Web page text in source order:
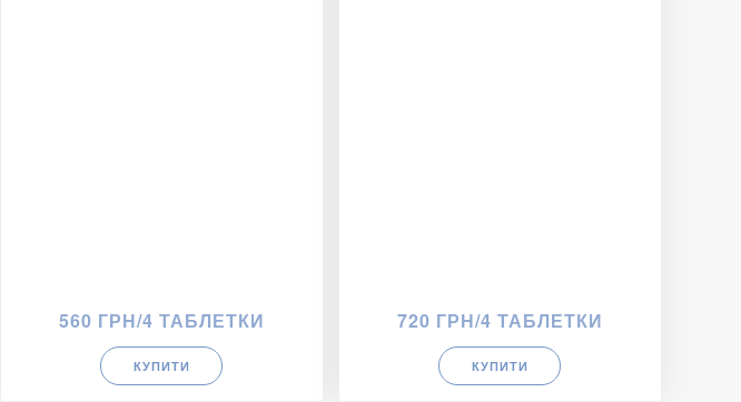
560 ГРН/4 ТАБЛЕТКИ
КУПИТИ
720 ГРН/4 ТАБЛЕТКИ
КУПИТИ